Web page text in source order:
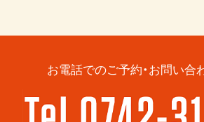
お電話でのご予約・お問い合